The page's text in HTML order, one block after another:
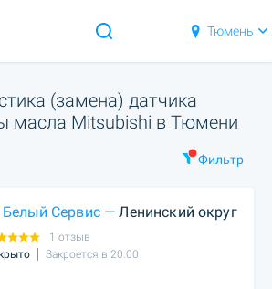
Тюмень
(замена) датчика
масла Mitsubishi в Тюмени
Фильтр
Белый Сервис— Ленинский округ
1 отзыв
Закроется в 20:00